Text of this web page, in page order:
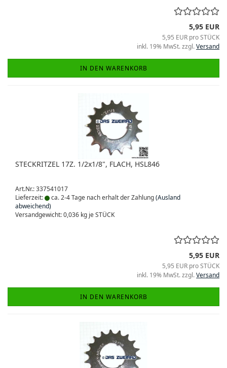
5,95 EUR
5,95 EUR pro STÜCK
inkl. 19% MwSt. zzgl.Versand
IN DEN WARENKORB
STECKRITZEL 17Z. 1/2x1/8", FLACH, HSL846
Art.Nr.: 337541017
Lieferzeit:
ca. 2-4 Tage nach erhalt der Zahlung(Ausland
abweichend)
Versandgewicht:0,036 kg je STÜCK
5,95 EUR
5,95 EUR pro STÜCK
inkl. 19% MwSt. zzgl.Versand
IN DEN WARENKORB